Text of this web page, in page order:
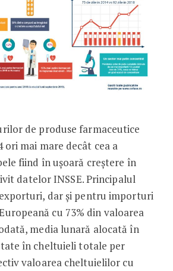
de produse farmaceutice
ori mai mare decât cea a
fiind în ușoară creștere în
datelor INSSE. Principalul
dar și pentru importuri
cu 73% din valoarea
media lunară alocată în
în cheltuieli totale per
valoarea cheltuielilor cu